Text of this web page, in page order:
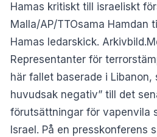
​Hamas kritiskt till israeliskt
Malla/AP/TTOsama Hamdan
Hamas ledarskick.
Representanter för
här fallet baserade i Libanon,
huvudsak negativ” till det
förutsättningar för vapenvila
Israel. På en presskonferens